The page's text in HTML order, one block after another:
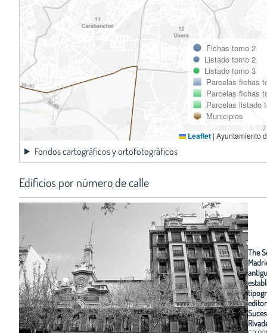
Fichas tomo 2
Listado tomo 2
Listado tomo 3
Parcelas fichas
Parcelas fichas
Parcelas listado
Municipios
Leaflet | Ayuntamiento
Fondos cartográficos y ortofotográficos
Edificios por número de calle
The